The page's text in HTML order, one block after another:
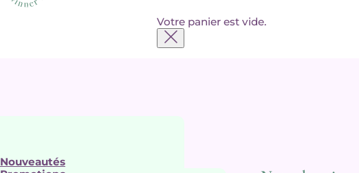
Votre panier est vide.
Nouveautés